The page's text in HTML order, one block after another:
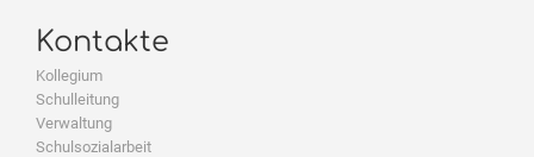
Kontakte
Kollegium
Schulleitung
Verwaltung
Schulsozialarbeit